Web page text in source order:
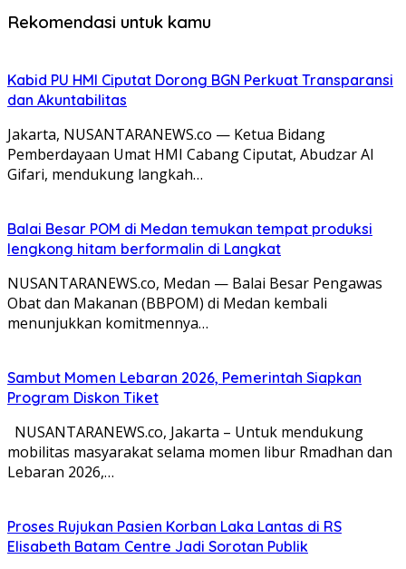
Rekomendasi untuk kamu
Kabid PU HMI Ciputat Dorong BGN Perkuat Transparansi
dan Akuntabilitas
Jakarta, NUSANTARANEWS.co — Ketua Bidang
Pemberdayaan Umat HMI Cabang Ciputat, Abudzar Al
Gifari, mendukung langkah…
Balai Besar POM di Medan temukan tempat produksi
lengkong hitam berformalin di Langkat
NUSANTARANEWS.co, Medan — Balai Besar Pengawas
Obat dan Makanan (BBPOM) di Medan kembali
menunjukkan komitmennya…
Sambut Momen Lebaran 2026, Pemerintah Siapkan
Program Diskon Tiket
NUSANTARANEWS.co, Jakarta – Untuk mendukung
mobilitas masyarakat selama momen libur Rmadhan dan
Lebaran 2026,…
Proses Rujukan Pasien Korban Laka Lantas di RS
Elisabeth Batam Centre Jadi Sorotan Publik